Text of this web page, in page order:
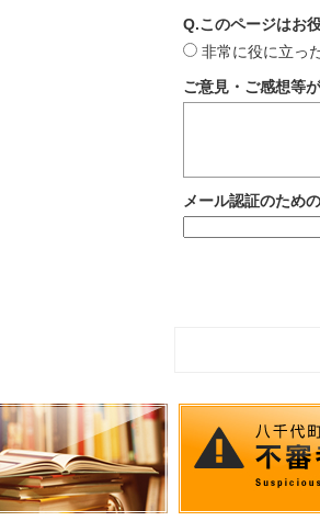
Q.このページはお
非常に役に立っ
ご意見・ご感想等
メール認証のため